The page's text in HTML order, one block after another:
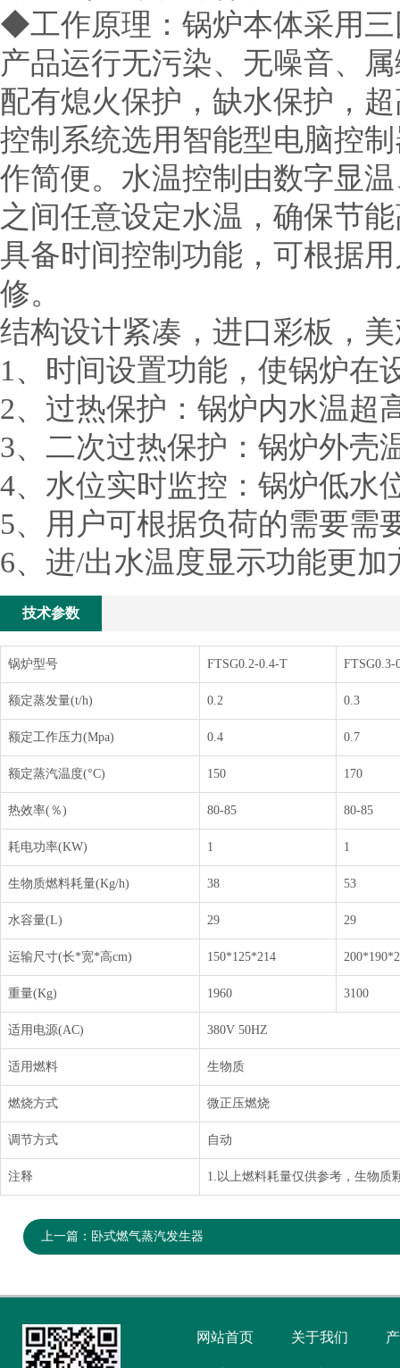
◆工作原理：锅炉本体采用
产品运行无污染、无噪音、
配有熄火保护，缺水保护，
控制系统选用智能型电脑控
作简便。水温控制由数字显
之间任意设定水温，确保节
具备时间控制功能，可根据
修。
结构设计紧凑，进口彩板，
1、时间设置功能，使锅炉在
2、过热保护：锅炉内水温超
3、二次过热保护：锅炉外壳
4、水位实时监控：锅炉低水
5、用户可根据负荷的需要需
6、进/出水温度显示功能更
技术参数
锅炉型号 FTSG0.2-0.4-T FTSG0.3-
额定蒸发量(t/h) 0.2 0.3
额定工作压力(Mpa) 0.4 0.7
额定蒸汽温度(°C) 150 170
热效率(％) 80-85 80-85
耗电功率(KW) 1 1
生物质燃料耗量(Kg/h) 38 53
水容量(L) 29 29
运输尺寸(长*宽*高cm) 150*125*214
重量(Kg) 1960 3100
适用电源(AC) 380V 50HZ
适用燃料 生物质
燃烧方式 微正压燃烧
调节方式 自动
注释 1.以上燃料耗量仅供参考，生物质
上一篇： 卧式燃气蒸汽发生器
网站首页 关于我们